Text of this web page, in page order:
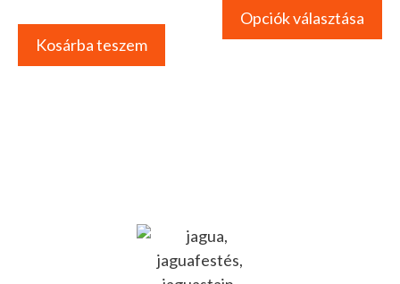
Kosárba teszem
Opciók választása